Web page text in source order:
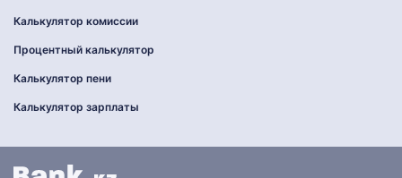
Калькулятор комиссии
Процентный калькулятор
Калькулятор пени
Калькулятор зарплаты